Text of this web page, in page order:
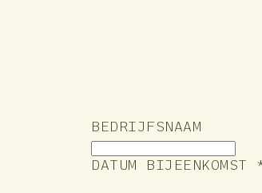
BEDRIJFSNAAM
DATUM BIJEENKOMST